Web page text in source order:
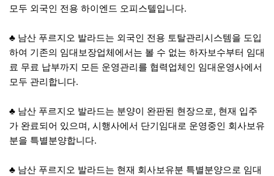
모두 외국인 전용 하이엔드 오피스텔입니다.
♣ 남산 푸르지오 발라드는 외국인 전용 토탈관리시스템을 도입
하여 기존의 임대보장업체에서는 볼 수 없는 하자보수부터 임대
료 무료 납부까지 모든 운영관리를 협력업체인 임대운영사에서
모두 관리합니다.
♣ 남산 푸르지오 발라드는 분양이 완판된 현장으로, 현재 입주
가 완료되어 있으며, 시행사에서 단기임대로 운영중인 회사보유
분을 특별분양합니다.
♣ 남산 푸르지오 발라드는 현재 회사보유분 특별분양으로 임대